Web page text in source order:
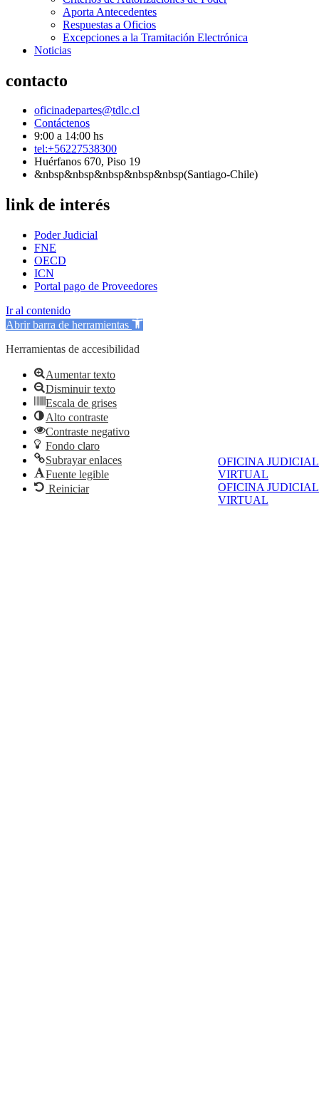
OFICINA JUDICIAL
VIRTUAL
OFICINA JUDICIAL
VIRTUAL
Aporta Antecedentes
Respuestas a Oficios
Excepciones a la Tramitación Electrónica
Noticias
contacto
oficinadepartes@tdlc.cl
Contáctenos
9:00 a 14:00 hs
tel:+56227538300
Huérfanos 670, Piso 19
&nbsp&nbsp&nbsp&nbsp&nbsp(Santiago-Chile)
link de interés
Poder Judicial
FNE
OECD
ICN
Portal pago de Proveedores
Ir al contenido
Abrir barra de herramientas
Herramientas de accesibilidad
Aumentar texto
Disminuir texto
Escala de grises
Alto contraste
Contraste negativo
Fondo claro
Subrayar enlaces
Fuente legible
Reiniciar